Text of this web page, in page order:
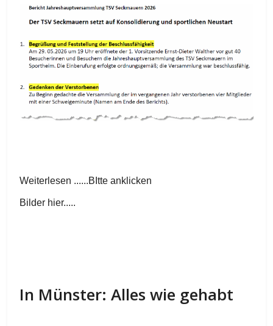
Weiterlesen ......BItte anklicken
Bilder hier.....
In Münster: Alles wie gehabt